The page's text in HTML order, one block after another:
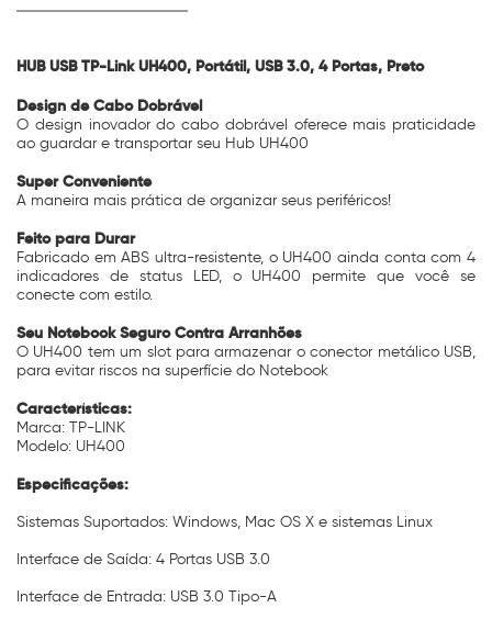
HUB USB TP-Link UH400, Portátil, USB 3.0, 4 Portas, Preto
Design de Cabo Dobrável
O design inovador do cabo dobrável oferece mais praticidade
ao guardar e transportar seu Hub UH400
Super Conveniente
A maneira mais prática de organizar seus periféricos!
Feito para Durar
Fabricado em ABS ultra-resistente, o UH400 ainda conta com 4
indicadores de status LED, o UH400 permite que você se
conecte com estilo.
Seu Notebook Seguro Contra Arranhões
O UH400 tem um slot para armazenar o conector metálico USB,
para evitar riscos na superfície do Notebook
Características:
Marca: TP-LINK
Modelo: UH400
Especificações:
Sistemas Suportados: Windows, Mac OS X e sistemas Linux
Interface de Saída: 4 Portas USB 3.0
Interface de Entrada: USB 3.0 Tipo-A